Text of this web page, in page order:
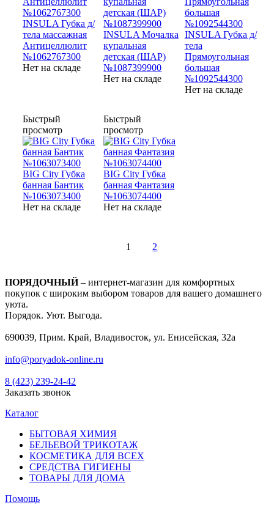
INSULA Губка д/
тела массажная
Антицеллюлит
№1062767300
Нет на складе
INSULA Мочалка
купальная
детская (ШАР)
№1087399900
Нет на складе
INSULA Губка д/
тела
Прямоугольная
большая
№1092544300
Нет на складе
Быстрый
просмотр
BIG City Губка
банная Бантик
№1063073400
Нет на складе
Быстрый
просмотр
BIG City Губка
банная Фантазия
№1063074400
Нет на складе
1 2
ПОРЯДОЧНЫЙ– интернет-магазин для комфортных
покупок с широким выбором товаров для вашего домашнего
уюта.
Порядок. Уют. Выгода.
690039, Прим. Край, Владивосток, ул. Енисейская, 32а
info@poryadok-online.ru
8 (423) 239-24-42
Заказать звонок
Каталог
БЫТОВАЯ ХИМИЯ
БЕЛЬЕВОЙ ТРИКОТАЖ
КОСМЕТИКА ДЛЯ ВСЕХ
СРЕДСТВА ГИГИЕНЫ
ТОВАРЫ ДЛЯ ДОМА
Помощь